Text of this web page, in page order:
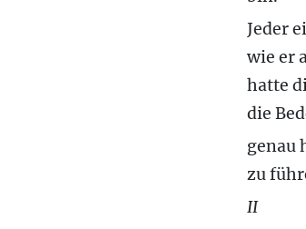
Jeder
wie er
hatte
die
genau
zu
II